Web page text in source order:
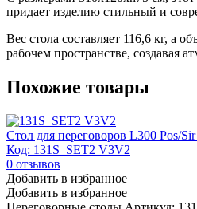
придает изделию стильный и
Вес стола составляет 116,6 кг, а
рабочем пространстве, создавая
Похожие товары
Стол для переговоров L300 Pos/
Код: 131S_SET2 V3V2
0 отзывов
Добавить в избранное
Добавить в избранное